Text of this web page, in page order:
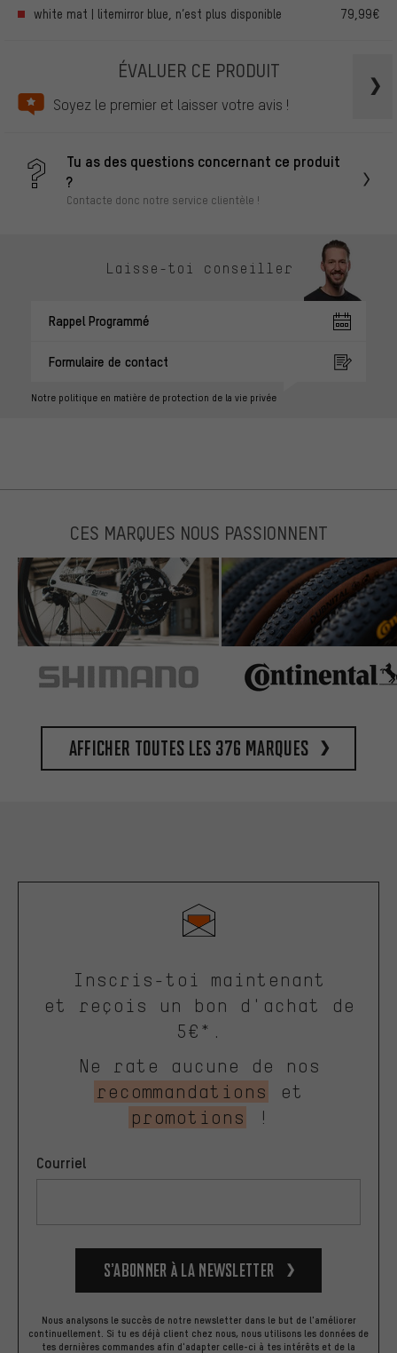
white mat | litemirror blue, n’est plus disponible 79,99€
ÉVALUER CE PRODUIT
Soyez le premier et laisser votre avis !
Tu as des questions concernant ce produit
?
Contacte donc notre service clientèle !
Laisse-toi conseiller
Rappel Programmé
Formulaire de contact
Notre politique en matière de protection de la vie privée
CES MARQUES NOUS PASSIONNENT
Afficher toutes les 376 marques
Inscris-toi maintenant
et reçois un bon d'achat de
5€*.
Ne rate aucune de nos
recommandations
et
promotions
!
Courriel
S’abonner à la newsletter
Nous analysons le succès de notre newsletter dans le but de l'améliorer
continuellement. Si tu es déjà client chez nous, nous utilisons les données de
tes dernières commandes afin d'adapter celle-ci à tes intérêts et de la